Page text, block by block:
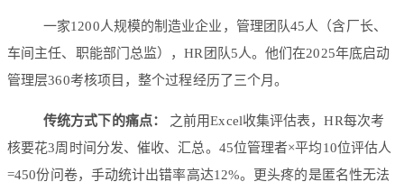
一家1200人规模的制造业企业，管理团队45人（含厂长、
车间主任、职能部门总监），HR团队5人。他们在2025年底启动
管理层360考核项目，整个过程经历了三个月。
传统方式下的痛点：
之前用Excel收集评估表，HR每次考
核要花3周时间分发、催收、汇总。45位管理者×平均10位评估人
=450份问卷，手动统计出错率高达12%。更头疼的是匿名性无法